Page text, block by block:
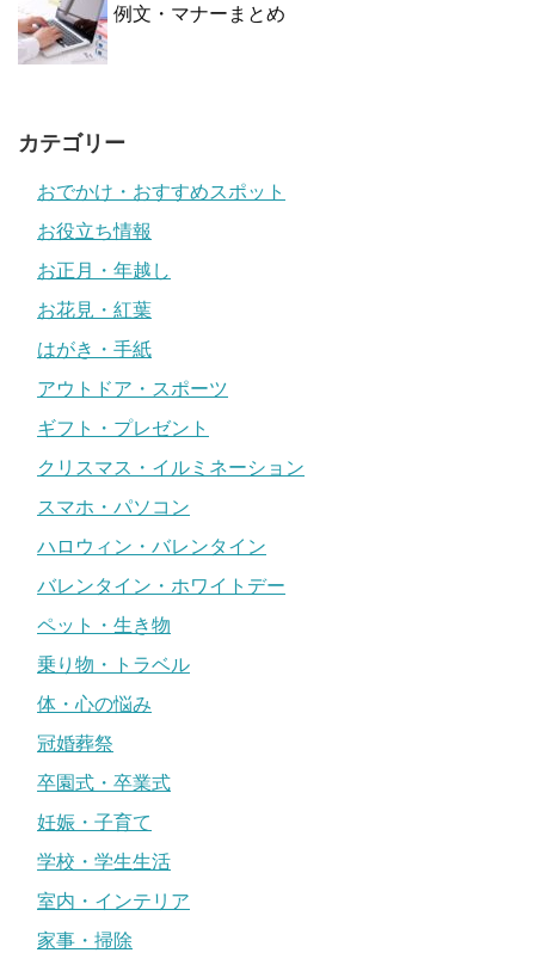
例文・マナーまとめ
カテゴリー
おでかけ・おすすめスポット
お役立ち情報
お正月・年越し
お花見・紅葉
はがき・手紙
アウトドア・スポーツ
ギフト・プレゼント
クリスマス・イルミネーション
スマホ・パソコン
ハロウィン・バレンタイン
バレンタイン・ホワイトデー
ペット・生き物
乗り物・トラベル
体・心の悩み
冠婚葬祭
卒園式・卒業式
妊娠・子育て
学校・学生生活
室内・インテリア
家事・掃除